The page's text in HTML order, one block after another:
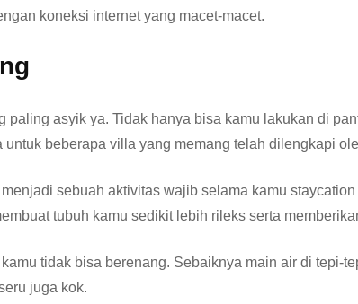
koneksi internet yang macet-macet.
paling asyik ya. Tidak hanya bisa kamu lakukan di
untuk beberapa villa yang memang telah dilengkapi
sebuah aktivitas wajib selama kamu
tubuh kamu sedikit lebih rileks serta
tidak bisa berenang. Sebaiknya main air di tepi-
juga kok.